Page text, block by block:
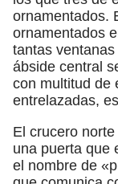
ornamentados.
ornamentados
tantas
ábside central
con multitud de
entrelazadas,
El crucero
una puerta que
el nombre de